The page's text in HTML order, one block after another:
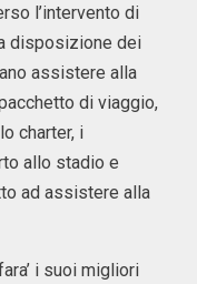
l’intervento di
disposizione dei
assistere alla
di viaggio,
charter, i
allo stadio e
ad assistere alla
i suoi migliori